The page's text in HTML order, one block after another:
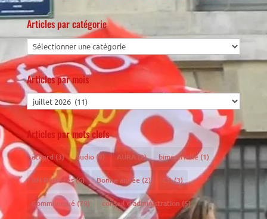
Articles par catégorie
Articles par mois
Articles par mots clefs
accord (3) audio(4) AURA(2) bimestrielle(1)
BN Retraités(6) Bonne année(2) CA(3)
Communiqué(79) conseil d'administration (5)